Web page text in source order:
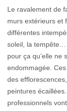
Le ravalement de
murs extérieurs et
différentes
soleil, la tempête…
pour ça qu’elle ne
endommagée.
des
peintures
professionnels